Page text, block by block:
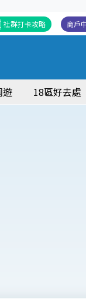
商戶
社群打卡攻略
遊 18區好去處